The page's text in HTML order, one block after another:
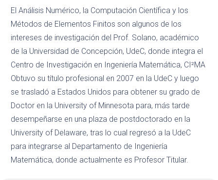
El Análisis Numérico, la Computación Científica y los
Métodos de Elementos Finitos son algunos de los
intereses de investigación del Prof. Solano, académico
de la Universidad de Concepción, UdeC, donde integra el
Centro de Investigación en Ingeniería Matemática, CI²MA
Obtuvo su título profesional en 2007 en la UdeC y luego
se trasladó a Estados Unidos para obtener su grado de
Doctor en la University of Minnesota para, más tarde
desempeñarse en una plaza de postdoctorado en la
University of Delaware, tras lo cual regresó a la UdeC
para integrarse al Departamento de Ingeniería
Matemática, donde actualmente es Profesor Titular.